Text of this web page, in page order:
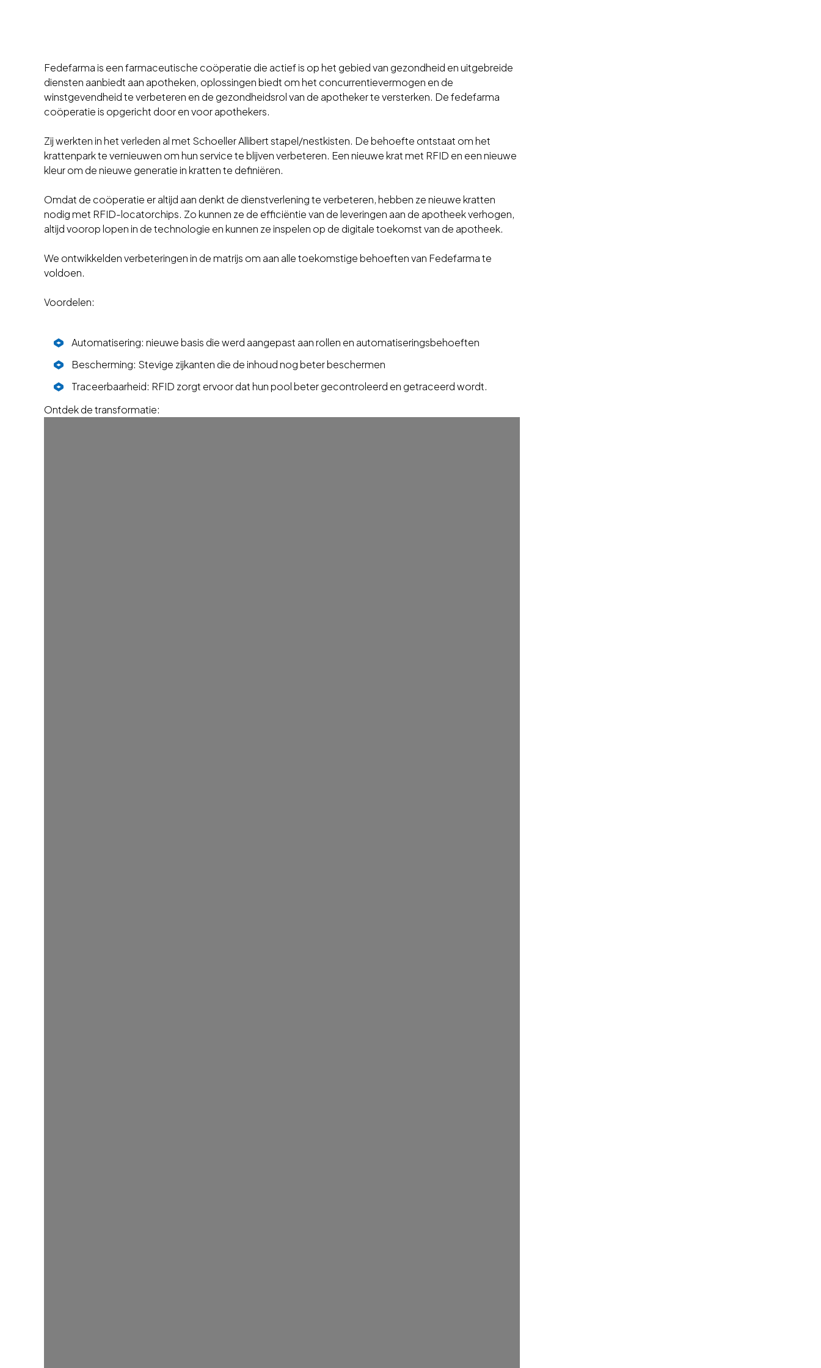
Fedefarma is een farmaceutische coöperatie die actief is op het gebied van gezondheid en uitgebreide
diensten aanbiedt aan apotheken, oplossingen biedt om het concurrentievermogen en de
winstgevendheid te verbeteren en de gezondheidsrol van de apotheker te versterken. De fedefarma
coöperatie is opgericht door en voor apothekers.
Zij werkten in het verleden al met Schoeller Allibert stapel/nestkisten. De behoefte ontstaat om het
krattenpark te vernieuwen om hun service te blijven verbeteren. Een nieuwe krat met RFID en een nieuwe
kleur om de nieuwe generatie in kratten te definiëren.
Omdat de coöperatie er altijd aan denkt de dienstverlening te verbeteren, hebben ze nieuwe kratten
nodig met RFID-locatorchips. Zo kunnen ze de efficiëntie van de leveringen aan de apotheek verhogen,
altijd voorop lopen in de technologie en kunnen ze inspelen op de digitale toekomst van de apotheek.
We ontwikkelden verbeteringen in de matrijs om aan alle toekomstige behoeften van Fedefarma te
voldoen.
Voordelen:
Automatisering: nieuwe basis die werd aangepast aan rollen en automatiseringsbehoeften
Bescherming: Stevige zijkanten die de inhoud nog beter beschermen
Traceerbaarheid: RFID zorgt ervoor dat hun pool beter gecontroleerd en getraceerd wordt.
Ontdek de transformatie: